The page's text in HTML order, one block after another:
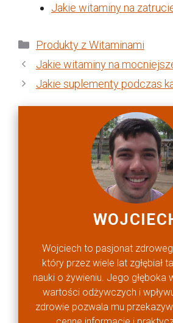
Jakie witaminy na
Kategorie
Produkty z Witaminami
Jakie witaminy na
Jakie suplementy podczas
Wojciech to pasjonat
który przez wiele lat zgłębiał
nauki o żywieniu. Jego głęboka
wartości odżywczych i
zdrowie pozwala mu